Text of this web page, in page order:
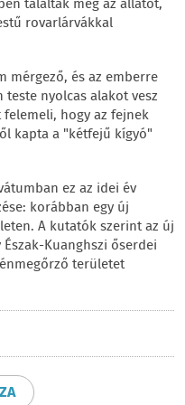
találták meg az állatot,
rovarlárvákkal
mérgező, és az emberre
teste nyolcas alakot vesz
hogy az fejnek
kapta a "kétfejű kígyó"
ez az idei év
korábban egy új
A kutatók szerint az új
Kuanghszi őserdei
területet